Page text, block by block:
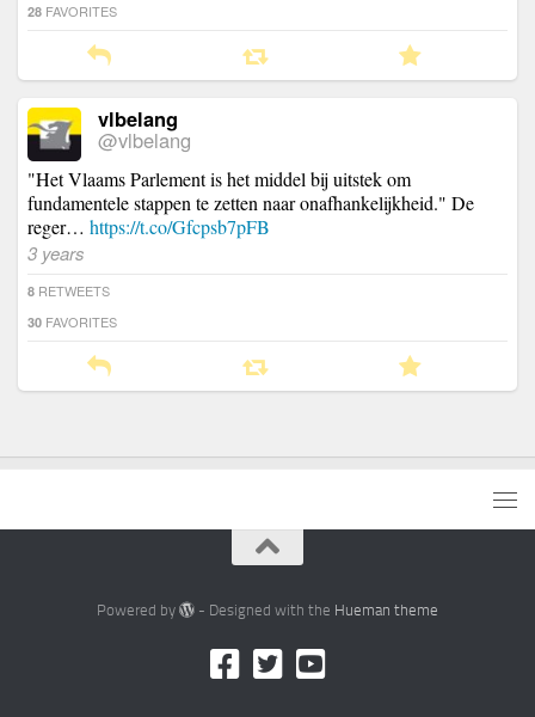
28 FAVORITES
vlbelang
@vlbelang
"Het Vlaams Parlement is het middel bij uitstek om
fundamentele stappen te zetten naar onafhankelijkheid." De
reger… https://t.co/Gfcpsb7pFB
3 years
8 RETWEETS
30 FAVORITES
Powered by - Designed with the Hueman theme